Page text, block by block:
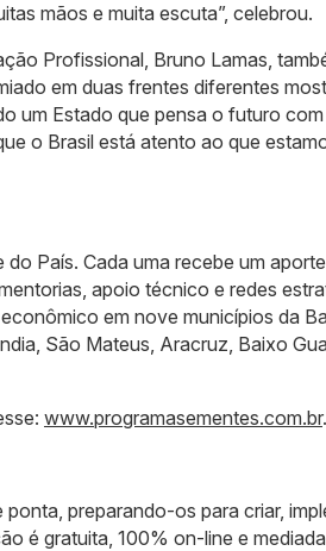
mãos e muita escuta”, celebrou.
Profissional, Bruno Lamas,
em duas frentes diferentes
um Estado que pensa o futuro com
o Brasil está atento ao que
País. Cada uma recebe um
apoio técnico e redes
em nove municípios da
São Mateus, Aracruz, Baixo
www.programasementes.com.br.
preparando-os para criar,
é gratuita, 100% on-line e